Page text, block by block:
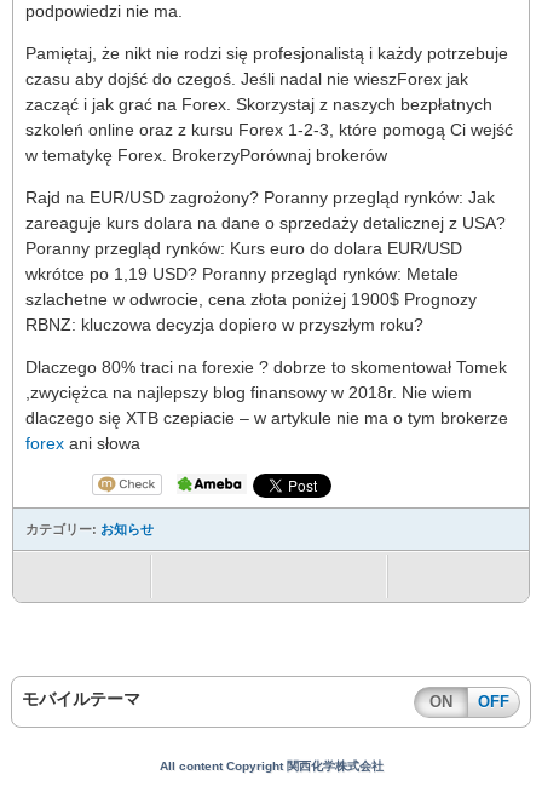
podpowiedzi nie ma.
Pamiętaj, że nikt nie rodzi się profesjonalistą i każdy potrzebuje
czasu aby dojść do czegoś. Jeśli nadal nie wieszForex jak
zacząć i jak grać na Forex. Skorzystaj z naszych bezpłatnych
szkoleń online oraz z kursu Forex 1-2-3, które pomogą Ci wejść
w tematykę Forex. BrokerzyPorównaj brokerów
Rajd na EUR/USD zagrożony? Poranny przegląd rynków: Jak
zareaguje kurs dolara na dane o sprzedaży detalicznej z USA?
Poranny przegląd rynków: Kurs euro do dolara EUR/USD
wkrótce po 1,19 USD? Poranny przegląd rynków: Metale
szlachetne w odwrocie, cena złota poniżej 1900$ Prognozy
RBNZ: kluczowa decyzja dopiero w przyszłym roku?
Dlaczego 80% traci na forexie ? dobrze to skomentował Tomek
,zwyciężca na najlepszy blog finansowy w 2018r. Nie wiem
dlaczego się XTB czepiacie – w artykule nie ma o tym brokerze
forex ani słowa
カテゴリー: お知らせ
モバイルテーマ ON OFF
All content Copyright 関西化学株式会社